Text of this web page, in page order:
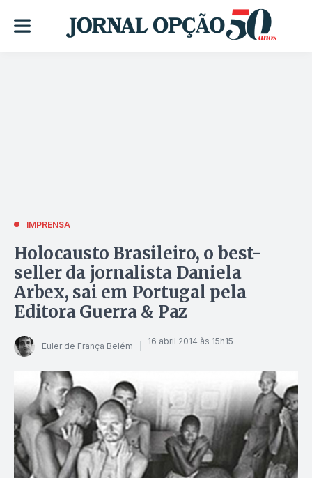
IMPRENSA
Holocausto Brasileiro, o best-
seller da jornalista Daniela
Arbex, sai em Portugal pela
Editora Guerra & Paz
Euler de França Belém 16 abril 2014 às 15h15